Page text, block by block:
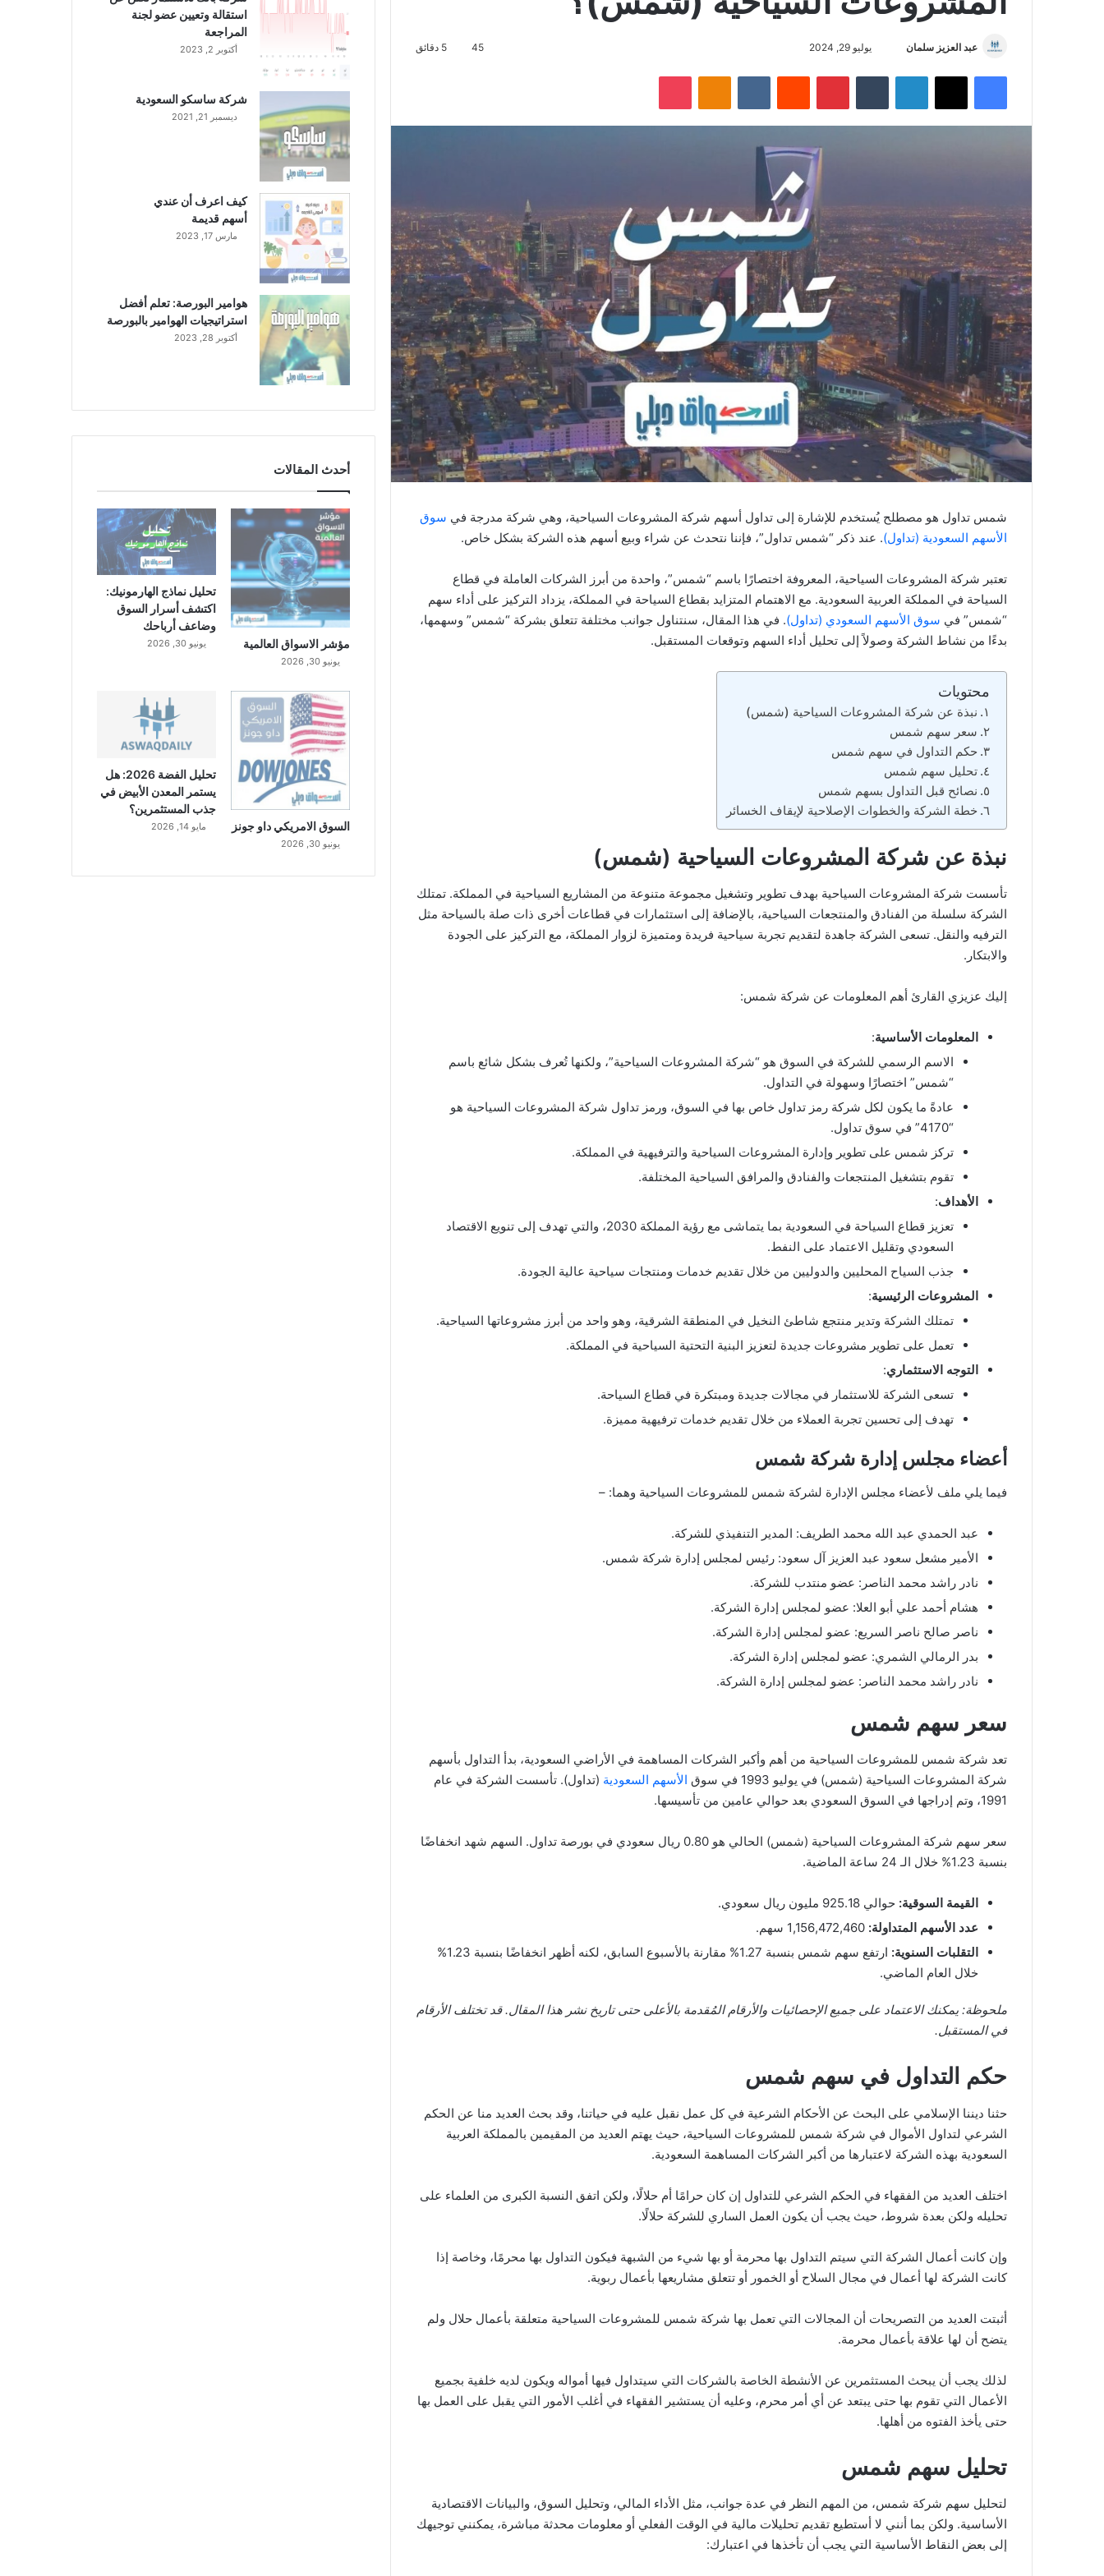
عبد العزيز سلمان
ل
ب
ك
ر
و
ن
ا
يوليو 29, 2024 45
فيسبوك لينكدإن بينتيريست
شمس تداول هو مصطلح يُستخدم للإشارة إلى تداول أسهم شركة المشروعات السياحية، وهي شركة مدرجة في سوق
الأسهم السعودية (تداول). عند ذكر “شمس تداول”، فإننا نتحدث عن شراء وبيع أسهم هذه الشركة بشكل خاص.
تعتبر شركة المشروعات السياحية، المعروفة اختصارًا باسم “شمس”، واحدة من أبرز الشركات العاملة في قطاع
السياحة في المملكة العربية السعودية. مع الاهتمام المتزايد بقطاع السياحة في المملكة، يزداد التركيز على أداء سهم
“شمس” في سوق الأسهم السعودي (تداول). في هذا المقال، سنتناول جوانب مختلفة تتعلق بشركة “شمس” وسهمها،
بدءًا من نشاط الشركة وصولاً إلى تحليل أداء السهم وتوقعات المستقبل.
محتويات
نبذة عن شركة المشروعات السياحية (شمس)
سعر سهم شمس
حكم التداول في سهم شمس
تحليل سهم شمس
نصائح قبل التداول بسهم شمس
خطة الشركة والخطوات الإصلاحية لإيقاف الخسائر
نبذة عن شركة المشروعات السياحية (شمس)
تأسست شركة المشروعات السياحية بهدف تطوير وتشغيل مجموعة متنوعة من المشاريع السياحية في المملكة. تمتلك
الشركة سلسلة من الفنادق والمنتجعات السياحية، بالإضافة إلى استثمارات في قطاعات أخرى ذات صلة بالسياحة مثل
الترفيه والنقل. تسعى الشركة جاهدة لتقديم تجربة سياحية فريدة ومتميزة لزوار المملكة، مع التركيز على الجودة
والابتكار.
إليك عزيزي القارئ أهم المعلومات عن شركة شمس:
المعلومات الأساسية:
الاسم الرسمي للشركة في السوق هو “شركة المشروعات السياحية”، ولكنها تُعرف بشكل شائع باسم
“شمس” اختصارًا وسهولة في التداول.
عادةً ما يكون لكل شركة رمز تداول خاص بها في السوق، ورمز تداول شركة المشروعات السياحية هو
“4170” في سوق تداول.
تركز شمس على تطوير وإدارة المشروعات السياحية والترفيهية في المملكة.
تقوم بتشغيل المنتجعات والفنادق والمرافق السياحية المختلفة.
الأهداف:
تعزيز قطاع السياحة في السعودية بما يتماشى مع رؤية المملكة 2030، والتي تهدف إلى تنويع الاقتصاد
السعودي وتقليل الاعتماد على النفط.
جذب السياح المحليين والدوليين من خلال تقديم خدمات ومنتجات سياحية عالية الجودة.
المشروعات الرئيسية:
تمتلك الشركة وتدير منتجع شاطئ النخيل في المنطقة الشرقية، وهو واحد من أبرز مشروعاتها السياحية.
تعمل على تطوير مشروعات جديدة لتعزيز البنية التحتية السياحية في المملكة.
التوجه الاستثماري:
تسعى الشركة للاستثمار في مجالات جديدة ومبتكرة في قطاع السياحة.
تهدف إلى تحسين تجربة العملاء من خلال تقديم خدمات ترفيهية مميزة.
أعضاء مجلس إدارة شركة شمس
فيما يلي ملف لأعضاء مجلس الإدارة لشركة شمس للمشروعات السياحية وهما: –
عبد الحمدي عبد الله محمد الطريف: المدير التنفيذي للشركة.
الأمير مشعل سعود عبد العزيز آل سعود: رئيس لمجلس إدارة شركة شمس.
نادر راشد محمد الناصر: عضو منتدب للشركة.
هشام أحمد علي أبو العلا: عضو لمجلس إدارة الشركة.
ناصر صالح ناصر السريع: عضو لمجلس إدارة الشركة.
بدر الرمالي الشمري: عضو لمجلس إدارة الشركة.
نادر راشد محمد الناصر: عضو لمجلس إدارة الشركة.
سعر سهم شمس
تعد شركة شمس للمشروعات السياحية من أهم وأكبر الشركات المساهمة في الأراضي السعودية، بدأ التداول بأسهم
شركة المشروعات السياحية (شمس) في يوليو 1993 في سوق
الأسهم السعودية (تداول). تأسست الشركة في عام
1991، وتم إدراجها في السوق السعودي بعد حوالي عامين من تأسيسها.
سعر سهم شركة المشروعات السياحية (شمس) الحالي هو 0.80 ريال سعودي في بورصة تداول. السهم شهد انخفاضًا
بنسبة 1.23% خلال الـ 24 ساعة الماضية.
القيمة السوقية: حوالي 925.18 مليون ريال سعودي.
عدد الأسهم المتداولة:
التقلبات السنوية:
ارتفع سهم شمس بنسبة 1.27% مقارنة بالأسبوع السابق، لكنه أظهر انخفاضًا بنسبة 1.23%
خلال العام الماضي.
ملحوظة: يمكنك الاعتماد على جميع الإحصائيات والأرقام المُقدمة بالأعلى حتى تاريخ نشر هذا المقال. قد تختلف الأرقام
في المستقبل.
حكم التداول في سهم شمس
حثنا ديننا الإسلامي على البحث عن الأحكام الشرعية في كل عمل نقبل عليه في حياتنا، وقد بحث العديد منا عن الحكم
الشرعي لتداول الأموال في شركة شمس للمشروعات السياحية، حيث يهتم العديد من المقيمين بالمملكة العربية
السعودية بهذه الشركة لاعتبارها من أكبر الشركات المساهمة السعودية.
اختلف العديد من الفقهاء في الحكم الشرعي للتداول إن كان حرامًا أم حلالًا، ولكن اتفق النسبة الكبرى من العلماء على
تحليله ولكن بعدة شروط، حيث يجب أن يكون العمل الساري للشركة حلالًا.
وإن كانت أعمال الشركة التي سيتم التداول بها محرمة أو بها شيء من الشبهة فيكون التداول بها محرمًا، وخاصة إذا
كانت الشركة لها أعمال في مجال السلاح أو الخمور أو تتعلق مشاريعها بأعمال ربوية.
أثبتت العديد من التصريحات أن المجالات التي تعمل بها شركة شمس للمشروعات السياحية متعلقة بأعمال حلال ولم
يتضح أن لها علاقة بأعمال محرمة.
لذلك يجب أن يبحث المستثمرين عن الأنشطة الخاصة بالشركات التي سيتداول فيها أمواله ويكون لديه خلفية بجميع
الأعمال التي تقوم بها حتى يبتعد عن أي أمر محرم، وعليه أن يستشير الفقهاء في أغلب الأمور التي يقبل على العمل بها
حتى يأخذ الفتوه من أهلها.
تحليل سهم شمس
لتحليل سهم شركة شمس، من المهم النظر في عدة جوانب، مثل الأداء المالي، وتحليل السوق، والبيانات الاقتصادية
الأساسية. ولكن بما أنني لا أستطيع تقديم تحليلات مالية في الوقت الفعلي أو معلومات محدثة مباشرة، يمكنني توجيهك
إلى بعض النقاط الأساسية التي يجب أن تأخذها في اعتبارك:
استقالة وتعيين عضو لجنة
المراجعة
أكتوبر 2, 2023
شركة ساسكو السعودية
ديسمبر 21, 2021
كيف اعرف أن عندي
أسهم قديمة
مارس 17, 2023
هوامير البورصة: تعلم أفضل
استراتيجيات الهوامير بالبورصة
أكتوبر 28, 2023
أحدث المقالات
مؤشر الاسواق العالمية
يونيو 30, 2026
تحليل نماذج الهارمونيك:
اكتشف أسرار السوق
وضاعف أرباحك
يونيو 30, 2026
السوق الامريكي داو جونز
يونيو 30, 2026
تحليل الفضة 2026: هل
يستمر المعدن الأبيض في
جذب المستثمرين؟
مايو 14, 2026